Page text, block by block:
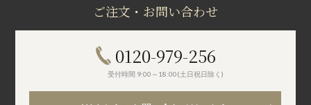
ご注文・お問い合わせ
0120-979-256
受付時間 9:00～18:00(土日祝日除く)